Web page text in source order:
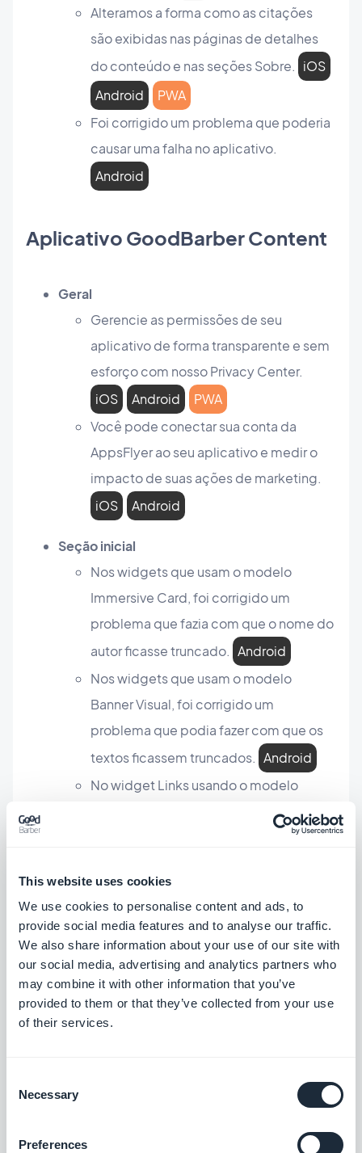
This website uses cookies
We use cookies to personalise content and ads, to
provide social media features and to analyse our traffic.
We also share information about your use of our site with
our social media, advertising and analytics partners who
may combine it with other information that you’ve
provided to them or that they’ve collected from your use
of their services.
Selection
Necessary
Preferences
Alteramos a forma como as citações
são exibidas nas páginas de detalhes
do conteúdo e nas seções Sobre. iOS
Android
PWA
Foi corrigido um problema que poderia
causar uma falha no aplicativo.
Android
Aplicativo GoodBarber Content
Geral
Gerencie as permissões de seu
aplicativo de forma transparente e sem
esforço com nosso Privacy Center.
iOS
Android
PWA
Você pode conectar sua conta da
AppsFlyer ao seu aplicativo e medir o
impacto de suas ações de marketing.
iOS
Android
Seção inicial
Nos widgets que usam o modelo
Immersive Card, foi corrigido um
problema que fazia com que o nome do
autor ficasse truncado. Android
Nos widgets que usam o modelo
Banner Visual, foi corrigido um
problema que podia fazer com que os
textos ficassem truncados. Android
No widget Links usando o modelo
Shortcuts, foi corrigido um problema
que impossibilitava a personalização da
impedir a exibição das bordas do
widget. iOS
Seção de artigos
Nas listas que usam o modelo Enriched
transparente em dispositivos iPad.